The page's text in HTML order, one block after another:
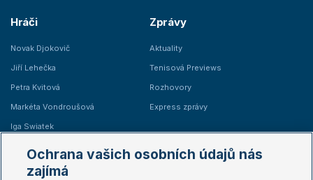
Hráči
Novak Djokovič
Jiří Lehečka
Petra Kvitová
Markéta Vondroušová
Iga Swiatek
Zprávy
Aktuality
Tenisová Previews
Rozhovory
Express zprávy
Žebříčky
Ochrana vašich osobních údajů nás
zajímá